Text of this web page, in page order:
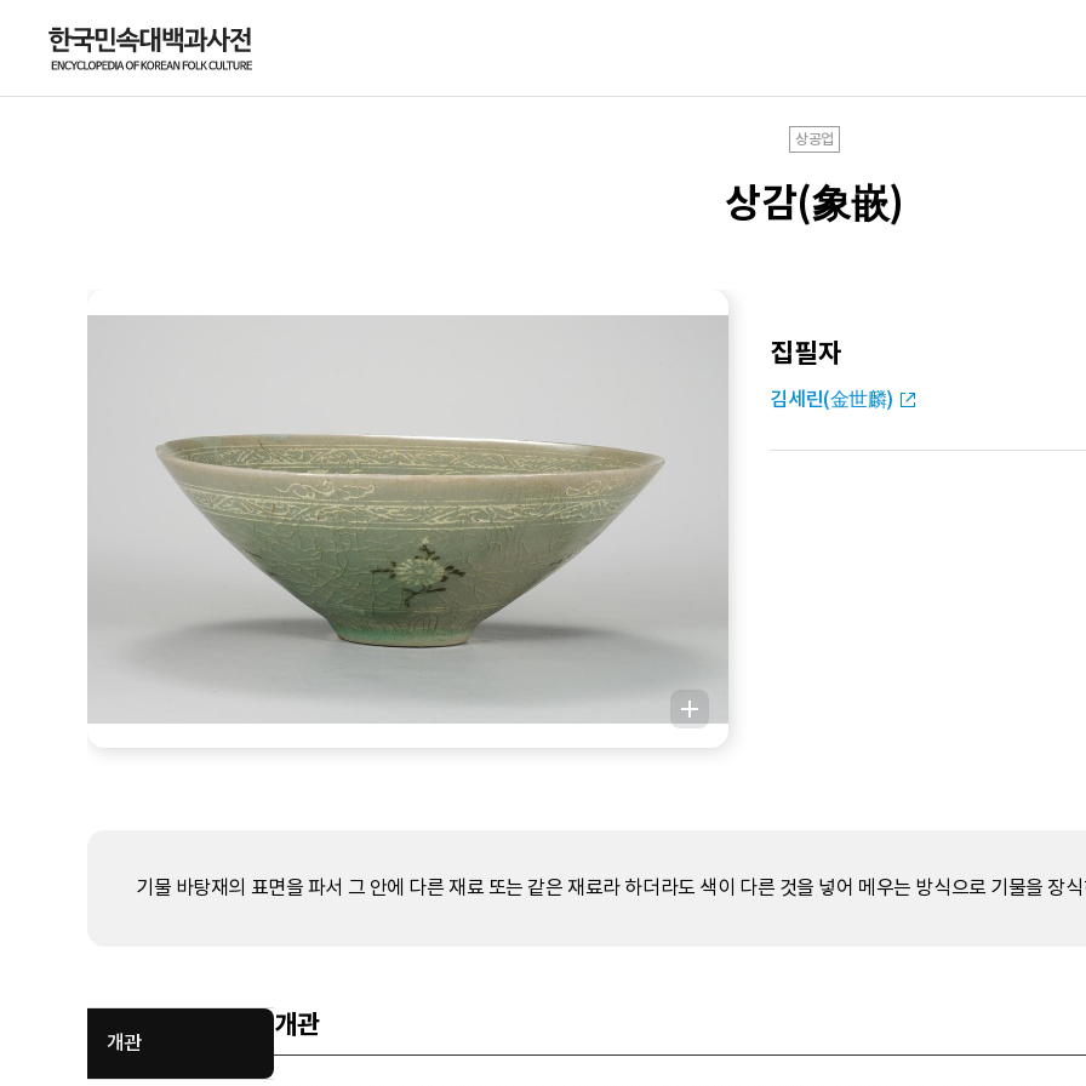
상공업
상감(象嵌)
집필자
김세린(金世麟)
기물 바탕재의 표면을 파서 그 안에 다른 재료 또는 같은 재료라 하더라도 색이 다른 것을 넣어 메우는 방식으로 기물을 장
개관
개관